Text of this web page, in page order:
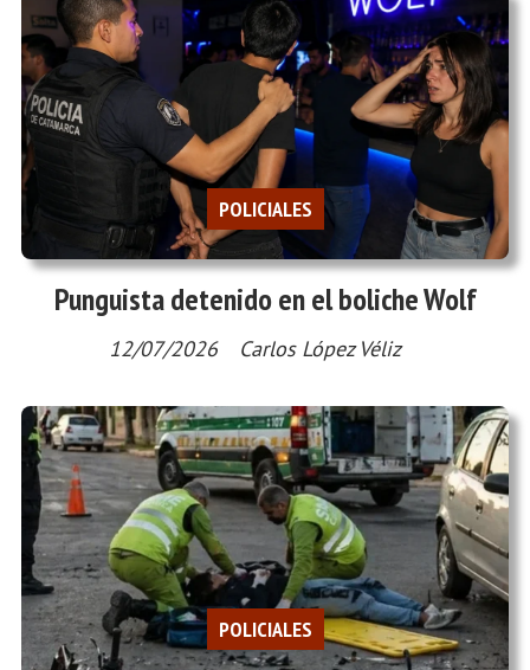
Punguista detenido en el boliche Wolf
Carlos López Véliz
POLICIALES
12/07/2026
POLICIALES